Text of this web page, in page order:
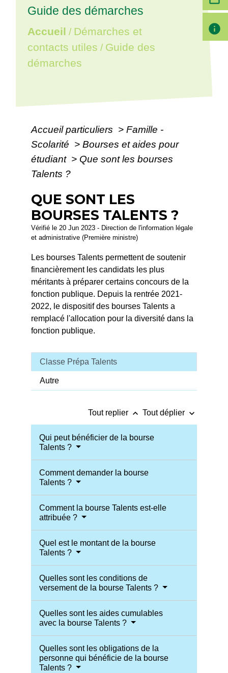
Guide des démarches
Accueil / Démarches et
contacts utiles / Guide des
démarches
Accueil particuliers > Famille -
Scolarité > Bourses et aides pour
étudiant > Que sont les bourses
Talents ?
QUE SONT LES
BOURSES TALENTS ?
Vérifié le 20 Jun 2023 - Direction de l'information légale
et administrative (Première ministre)
Les bourses Talents permettent de soutenir
financièrement les candidats les plus
méritants à préparer certains concours de la
fonction publique. Depuis la rentrée 2021-
2022, le dispositif des bourses Talentsa
remplacé l'allocation pour la diversité dans la
fonction publique.
Classe Prépa Talents
Autre
Tout replier keyboard_arrow_up Tout déplier keyboard_arrow_down
Qui peut bénéficier de la bourse
Talents ?
Comment demander la bourse
Talents ?
Comment la bourse Talents est-elle
attribuée ?
Quel est le montant de la bourse
Talents ?
Quelles sont les conditions de
versement de la bourse Talents ?
Quelles sont les aides cumulables
avec la bourse Talents ?
Quelles sont les obligations de la
personne qui bénéficie de la bourse
Talents ?
info